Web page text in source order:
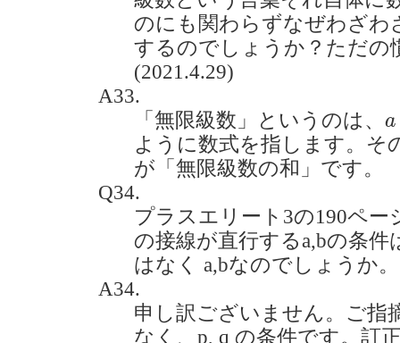
のにも関わらずなぜわざわ
するのでしょうか？ただの
(2021.4.29)
A33.
「無限級数」というのは、 a
ように数式を指します。そ
が「無限級数の和」です。
Q34.
プラスエリート3の190ペ
の接線が直行するa,bの条件
はなく a,bなのでしょうか
A34.
申し訳ございません。ご指
なく、p, q の条件です。訂